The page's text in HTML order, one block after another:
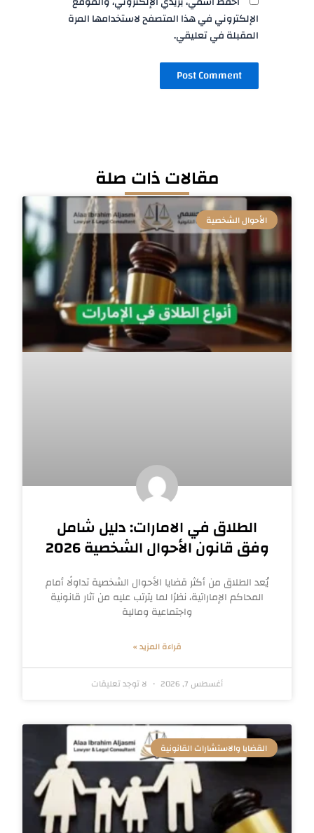
الإلكتروني في هذا المتصفح لاستخدامها المرة
المقبلة في تعليقي.
مقالات ذات صلة
الأحوال الشخصية
الطلاق في الامارات: دليل شامل
وفق قانون الأحوال الشخصية 2026
يُعد الطلاق من أكثر قضايا الأحوال الشخصية تداولًا أمام
المحاكم الإماراتية، نظرًا لما يترتب عليه من آثار قانونية
واجتماعية ومالية
قراءة المزيد »
أغسطس 7, 2026 لا توجد تعليقات
القضايا والاستشارات القانونية